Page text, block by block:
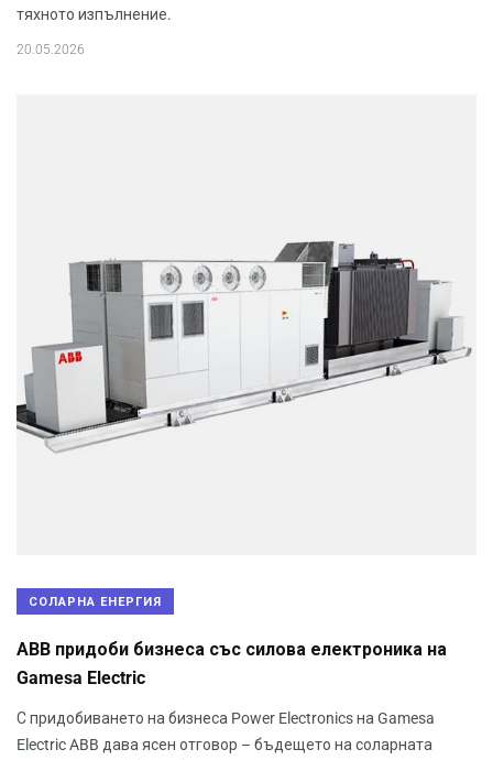
тяхното изпълнение.
20.05.2026
СОЛАРНА ЕНЕРГИЯ
ABB придоби бизнеса със силова електроника на
Gamesa Electric
С придобиването на бизнеса Power Electronics на Gamesa
Electric ABB дава ясен отговор – бъдещето на соларната